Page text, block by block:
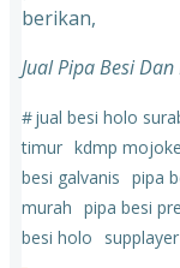
berikan,
Jual Pipa Besi
#jual besi holo
timur kdmp
besi galvanis pipa
murah pipa besi
besi holo